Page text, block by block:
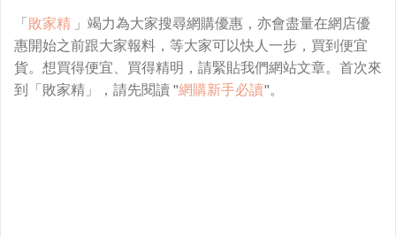
「敗家精 」竭力為大家搜尋網購優惠，亦會盡量在網店優
惠開始之前跟大家報料，等大家可以快人一步，買到便宜
貨。想買得便宜、買得精明，請緊貼我們網站文章。首次來
到「敗家精」，請先閱讀 "網購新手必讀"。